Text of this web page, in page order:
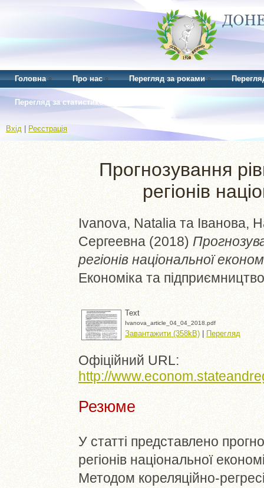
Головна Про нас Перегляд за роками
Перегляд за статистикою
Вхід Реєстрація
Прогнозування
регіонів
Ivanova, Natalia та Іванова,
Сергеевна (2018)
регіонів національної
Економіка та
Text
Ivanova_article_04_04_2018.pdf
Завантажити (358kB) | Перегляд
Офіційний URL:
http://
Резюме
У статті представлено
регіонів національної
Методом кореляційно-